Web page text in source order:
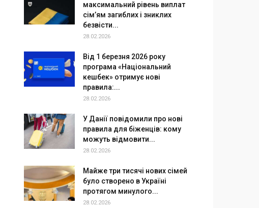
максимальний рівень виплат
сім’ям загиблих і зниклих
безвісти...
28.02.2026
Від 1 березня 2026 року
програма «Національний
кешбек» отримує нові
правила:...
28.02.2026
У Данії повідомили про нові
правила для біженців: кому
можуть відмовити...
28.02.2026
Майже три тисячі нових сімей
було створено в Україні
протягом минулого...
28.02.2026